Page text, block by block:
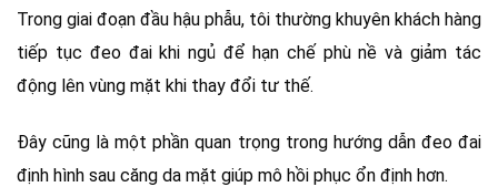
Trong giai đoạn đầu hậu phẫu, tôi thường khuyên khách hàng
tiếp tục đeo đai khi ngủ để hạn chế phù nề và giảm tác
động lên vùng mặt khi thay đổi tư thế.
Đây cũng là một phần quan trọng trong hướng dẫn đeo đai
định hình sau căng da mặt giúp mô hồi phục ổn định hơn.